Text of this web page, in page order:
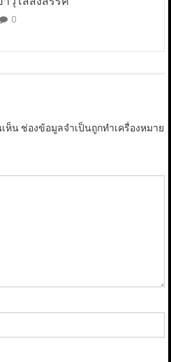
0
ห็น ช่องข้อมูลจำเป็นถูกทำเครื่องหมาย